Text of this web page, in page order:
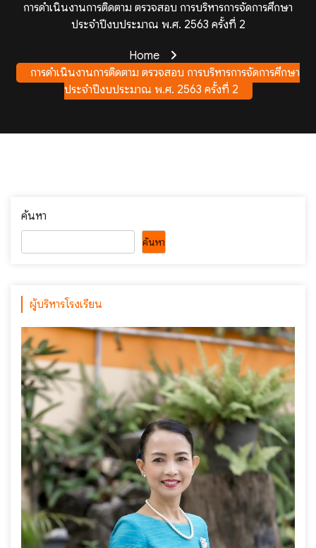
การดำเนินงานการติดตาม ตรวจสอบ การบริหารการจัดการศึกษา
ประจำปีงบประมาณ พ.ศ. 2563 ครั้งที่ 2
Home
การดำเนินงานการติดตาม ตรวจสอบ การบริหารการจัดการศึกษา
ประจำปีงบประมาณ พ.ศ. 2563 ครั้งที่ 2
ค้นหา
ค้นหา
ผู้บริหารโรงเรียน